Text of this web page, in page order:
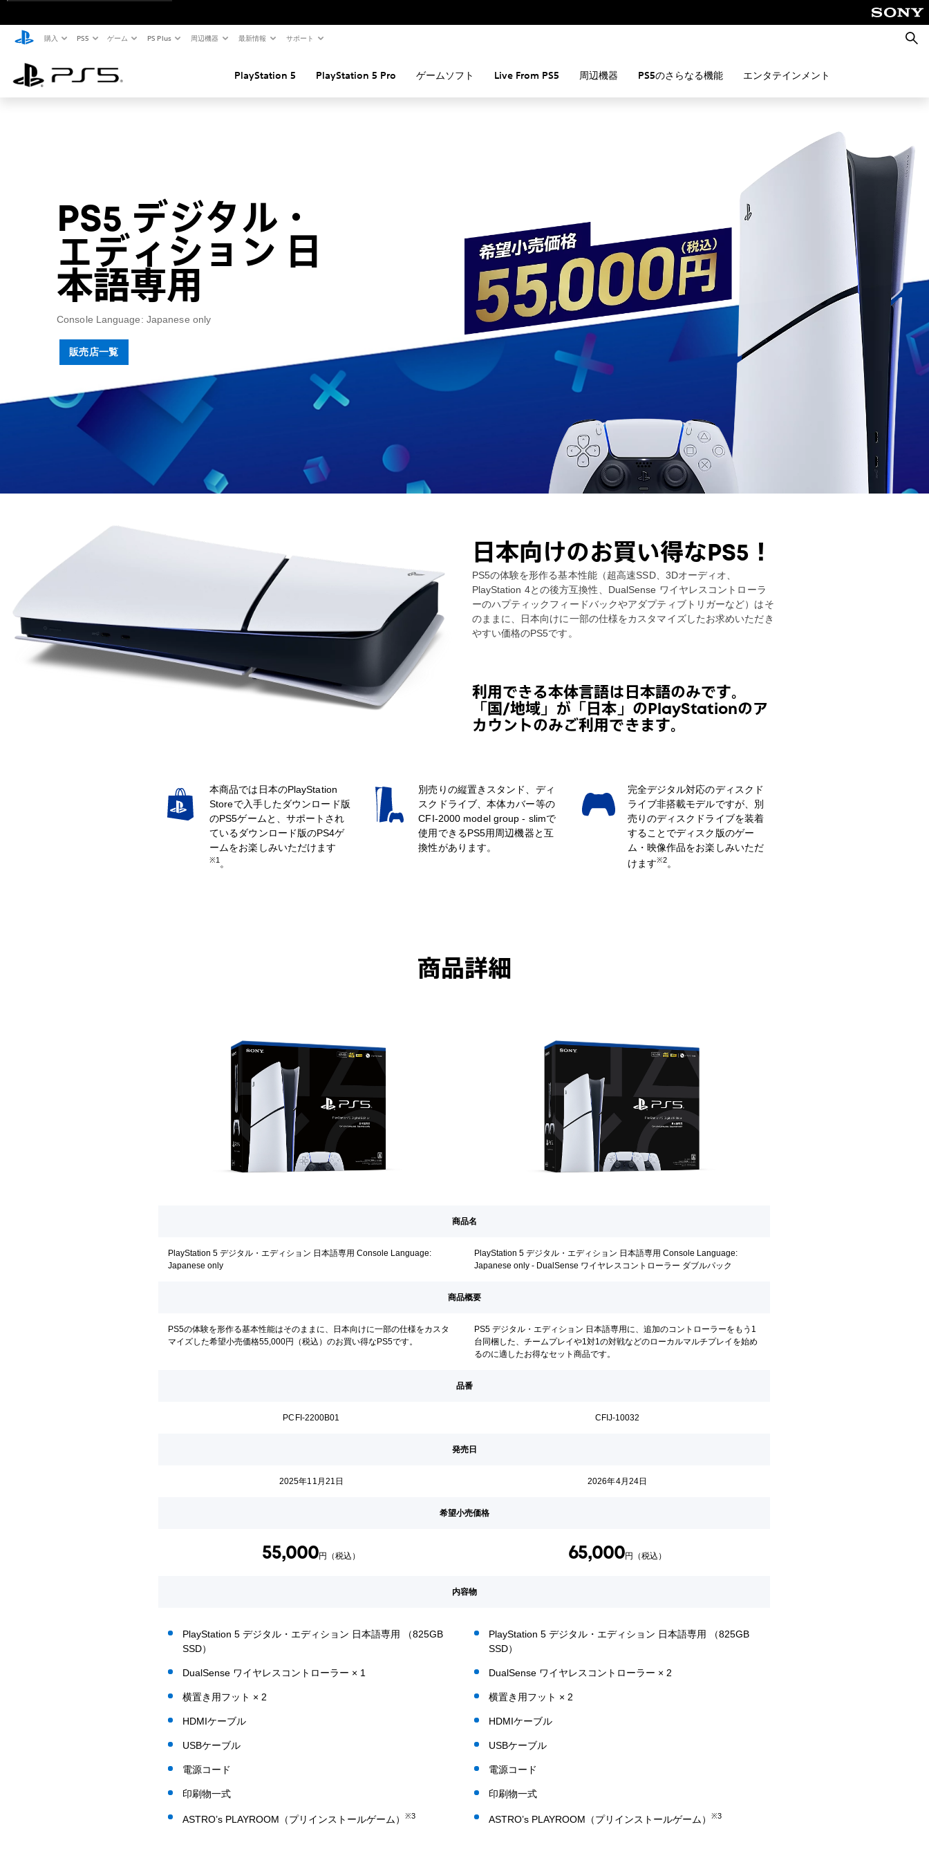
購入 PS5 ゲーム PS Plus 周辺機器 最新情報 サポート
検
索
PlayStation 5 PlayStation 5 Pro ゲームソフト Live From PS5 周辺機器 PS5のさらなる機能 エンタテインメント
PS5 デジタル・
エディション 日
本語専用
Console Language: Japanese only
販売店一覧
日本向けのお買い得なPS5！
PS5の体験を形作る基本性能（超高速SSD、3Dオーディオ、
PlayStation 4との後方互換性、DualSense ワイヤレスコントローラ
ーのハプティックフィードバックやアダプティブトリガーなど）はそ
のままに、日本向けに一部の仕様をカスタマイズしたお求めいただき
やすい価格のPS5です。
利用できる本体言語は日本語のみです。
「国/地域」が「日本」のPlayStationのア
カウントのみご利用できます。
本商品では日本のPlayStation
Storeで入手したダウンロード版
のPS5ゲームと、サポートされ
ているダウンロード版のPS4ゲ
ームをお楽しみいただけます
※1 。
別売りの縦置きスタンド、ディ
スクドライブ、本体カバー等の
CFI-2000 model group - slimで
使用できるPS5用周辺機器と互
換性があります。
完全デジタル対応のディスクド
ライブ非搭載モデルですが、別
売りのディスクドライブを装着
することでディスク版のゲー
ム・映像作品をお楽しみいただ
けます※2。
商品詳細
商品名
PlayStation 5 デジタル・エディション 日本語専用 Console Language:
Japanese only
PlayStation 5 デジタル・エディション 日本語専用 Console Language:
Japanese only - DualSense ワイヤレスコントローラー ダブルパック
商品概要
PS5の体験を形作る基本性能はそのままに、日本向けに一部の仕様をカスタ
マイズした希望小売価格55,000円（税込）のお買い得なPS5です。
PS5 デジタル・エディション 日本語専用に、追加のコントローラーをもう1
台同梱した、チームプレイや1対1の対戦などのローカルマルチプレイを始め
るのに適したお得なセット商品です。
品番
PCFI-2200B01 CFIJ-10032
発売日
2025年11月21日 2026年4月24日
希望小売価格
55,000円（税込） 65,000円（税込）
内容物
PlayStation 5 デジタル・エディション 日本語専用 （825GB
SSD）
DualSense ワイヤレスコントローラー × 1
横置き用フット × 2
HDMIケーブル
USBケーブル
電源コード
印刷物一式
ASTRO’s PLAYROOM（プリインストールゲーム） ※3
PlayStation 5 デジタル・エディション 日本語専用 （825GB
SSD）
DualSense ワイヤレスコントローラー × 2
横置き用フット × 2
HDMIケーブル
USBケーブル
電源コード
印刷物一式
ASTRO’s PLAYROOM（プリインストールゲーム） ※3